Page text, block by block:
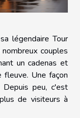
légendaire Tour
couples
un cadenas et
Une façon
peu, c'est
de visiteurs à